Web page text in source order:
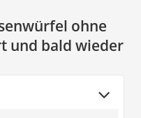
ohne
und bald wieder